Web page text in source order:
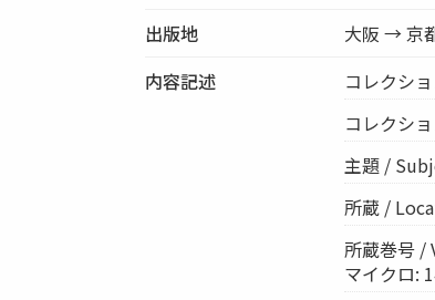
出版地
大阪 → 京
内容記述
コレクシ
コレクシ
主題 /
所蔵 /
所蔵巻号 /
マイクロ: